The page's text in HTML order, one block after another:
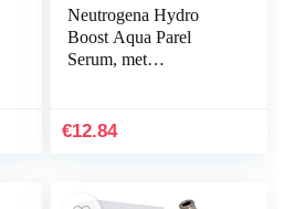
Neutrogena Hydro
Boost Aqua Parel
Serum, met
de vermoeide huid met
€12.84